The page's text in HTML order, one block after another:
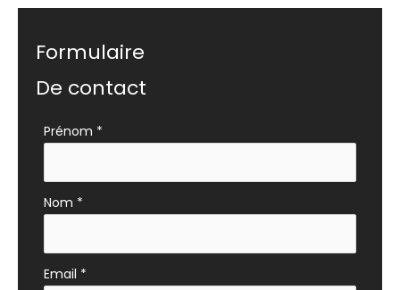
Formulaire
De contact
Formulaire
avec
téléphone
Prénom *
Nom *
Email *